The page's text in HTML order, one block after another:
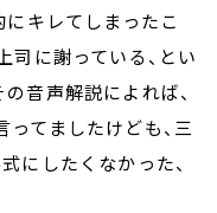
にキレてしまったこ
司に謝っている、とい
音声解説によれば、
てましたけども、三
にしたくなかった、